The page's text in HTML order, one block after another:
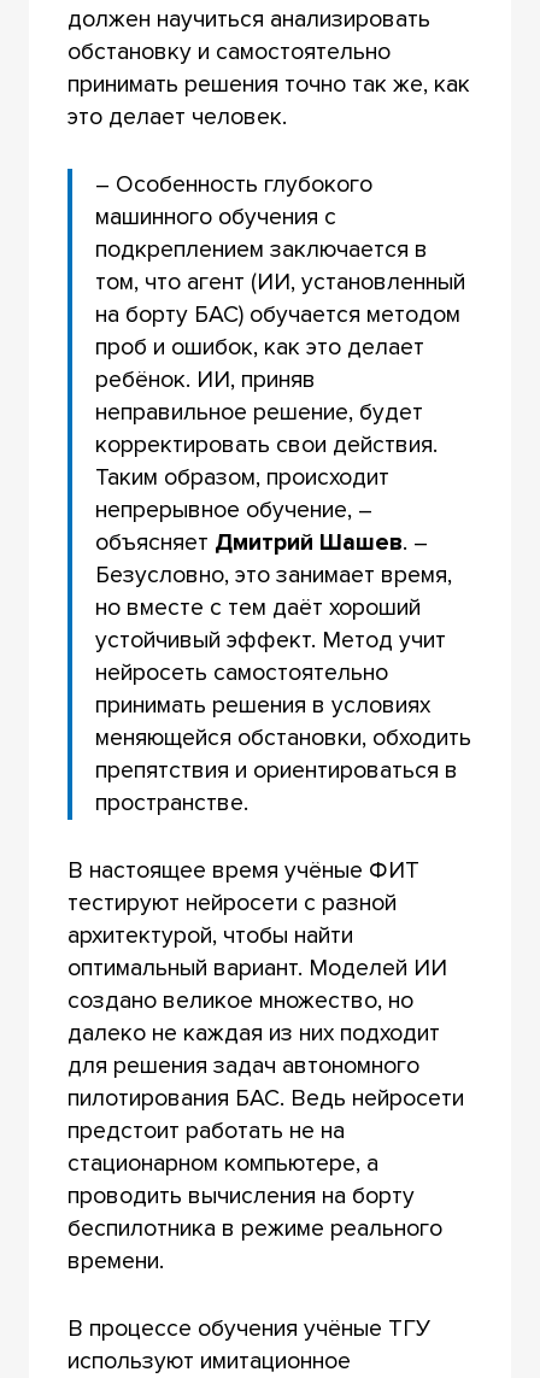
должен научиться анализировать
обстановку и самостоятельно
принимать решения точно так же, как
это делает человек.
– Особенность глубокого
машинного обучения с
подкреплением заключается в
том, что агент (ИИ, установленный
на борту БАС) обучается методом
проб и ошибок, как это делает
ребёнок. ИИ, приняв
неправильное решение, будет
корректировать свои действия.
Таким образом, происходит
непрерывное обучение, –
объясняет Дмитрий Шашев. –
Безусловно, это занимает время,
но вместе с тем даёт хороший
устойчивый эффект. Метод учит
нейросеть самостоятельно
принимать решения в условиях
меняющейся обстановки, обходить
препятствия и ориентироваться в
пространстве.
В настоящее время учёные ФИТ
тестируют нейросети с разной
архитектурой, чтобы найти
оптимальный вариант. Моделей ИИ
создано великое множество, но
далеко не каждая из них подходит
для решения задач автономного
пилотирования БАС. Ведь нейросети
предстоит работать не на
стационарном компьютере, а
проводить вычисления на борту
беспилотника в режиме реального
времени.
В процессе обучения учёные ТГУ
используют имитационное